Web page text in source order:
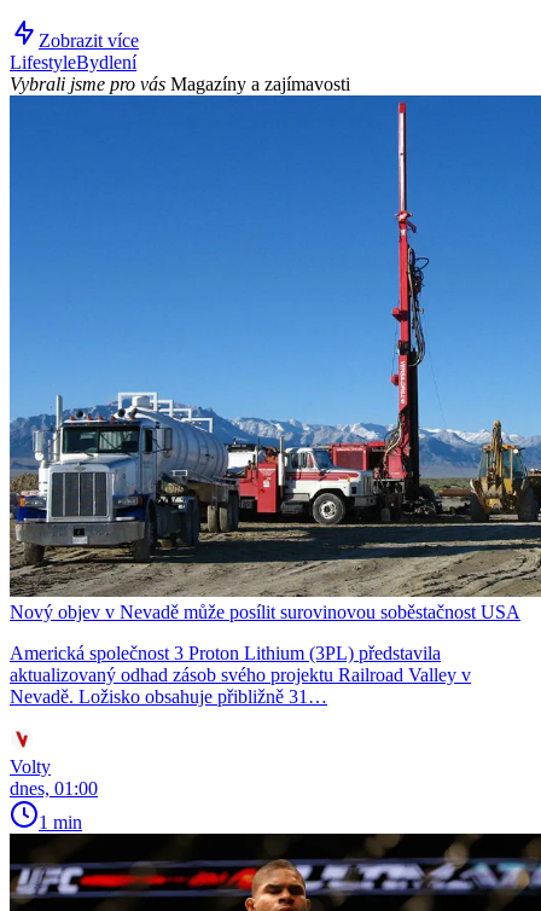
Zobrazit více
LifestyleBydlení
Vybrali jsme pro vás Magazíny a zajímavosti
Nový objev v Nevadě může posílit surovinovou soběstačnost USA
Americká společnost 3 Proton Lithium (3PL) představila
aktualizovaný odhad zásob svého projektu Railroad Valley v
Nevadě. Ložisko obsahuje přibližně 31…
Volty
dnes, 01:00
1 min